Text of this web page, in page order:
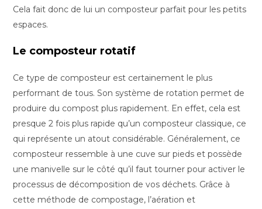
Cela fait donc de lui un composteur parfait pour les petits
espaces.
Le composteur rotatif
Ce type de composteur est certainement le plus
performant de tous. Son système de rotation permet de
produire du compost plus rapidement. En effet, cela est
presque 2 fois plus rapide qu’un composteur classique, ce
qui représente un atout considérable. Généralement, ce
composteur ressemble à une cuve sur pieds et possède
une manivelle sur le côté qu’il faut tourner pour activer le
processus de décomposition de vos déchets. Grâce à
cette méthode de compostage, l’aération et